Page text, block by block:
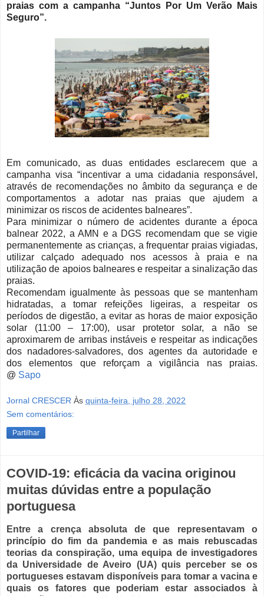
praias com a campanha “Juntos Por Um Verão Mais
Seguro”.
Em comunicado, as duas entidades esclarecem que a
campanha visa “incentivar a uma cidadania responsável,
através de recomendações no âmbito da segurança e de
comportamentos a adotar nas praias que ajudem a
minimizar os riscos de acidentes balneares”.
Para minimizar o número de acidentes durante a época
balnear 2022, a AMN e a DGS recomendam que se vigie
permanentemente as crianças, a frequentar praias vigiadas,
utilizar calçado adequado nos acessos à praia e na
utilização de apoios balneares e respeitar a sinalização das
praias.
Recomendam igualmente às pessoas que se mantenham
hidratadas, a tomar refeições ligeiras, a respeitar os
períodos de digestão, a evitar as horas de maior exposição
solar (11:00 – 17:00), usar protetor solar, a não se
aproximarem de arribas instáveis e respeitar as indicações
dos nadadores-salvadores, dos agentes da autoridade e
dos elementos que reforçam a vigilância nas praias.
@ Sapo
Jornal CRESCER Às quinta-feira, julho 28, 2022
Sem comentários:
Partilhar
COVID-19: eficácia da vacina originou
muitas dúvidas entre a população
portuguesa
Entre a crença absoluta de que representavam o
princípio do fim da pandemia e as mais rebuscadas
teorias da conspiração, uma equipa de investigadores
da Universidade de Aveiro (UA) quis perceber se os
portugueses estavam disponíveis para tomar a vacina e
quais os fatores que poderiam estar associados à